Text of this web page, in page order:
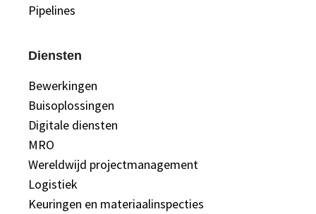
Pipelines
Diensten
Bewerkingen
Buisoplossingen
Digitale diensten
MRO
Wereldwijd projectmanagement
Logistiek
Keuringen en materiaalinspecties